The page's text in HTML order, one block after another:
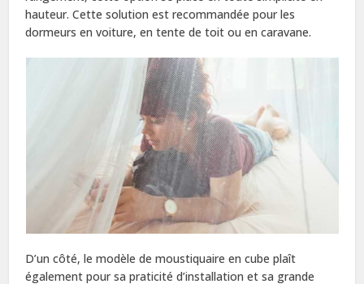
hauteur. Cette solution est recommandée pour les
dormeurs en voiture, en tente de toit ou en caravane.
D’un côté, le modèle de moustiquaire en cube plaît
également pour sa praticité d’installation et sa grande